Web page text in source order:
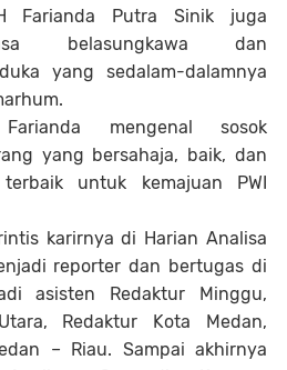
Farianda Putra Sinik juga
belasungkawa dan
yang sedalam-dalamnya
mengenal sosok
yang bersahaja, baik, dan
untuk kemajuan PWI
karirnya di Harian Analisa
reporter dan bertugas di
asisten Redaktur Minggu,
Redaktur Kota Medan,
– Riau. Sampai akhirnya